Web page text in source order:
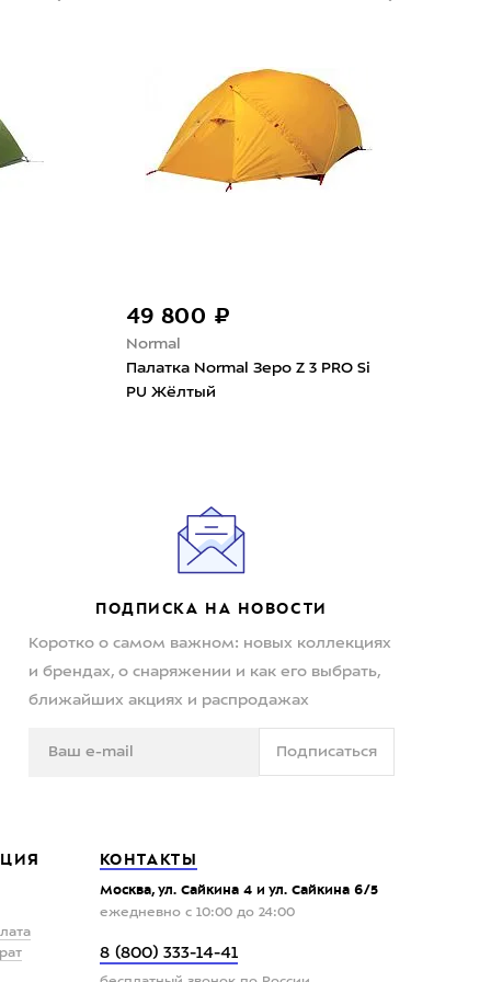
49 800 ₽
Normal
Палатка Normal Зеро Z 3 PRO Si
PU Жёлтый
ПОДПИСКА НА НОВОСТИ
Коротко о самом важном: новых коллекциях
и брендах, о снаряжении и как его выбрать,
ближайших акциях и распродажах
Подписаться
КОНТАКТЫ
Москва, ул. Сайкина 4 и ул. Сайкина 6/5
ежедневно с 10:00 до 24:00
8 (800) 333-14-41